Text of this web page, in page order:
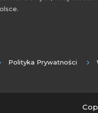
Polityka Prywatności